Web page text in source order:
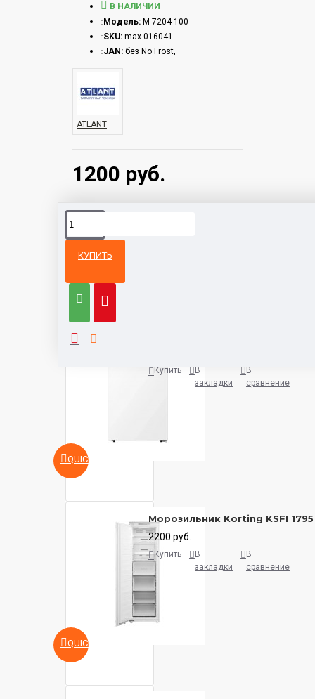
1200 руб.
В НАЛИЧИИ
Модель: М 7204-100
SKU: max-016041
JAN: без No Frost,
ATLANT
КУПИТЬ
категории
QUICKVIEW
Купить
В
закладки
В
сравнение
QUICKVIEW
Морозильник Korting KSFI 1795
2200 руб.
Купить
В
закладки
В
сравнение